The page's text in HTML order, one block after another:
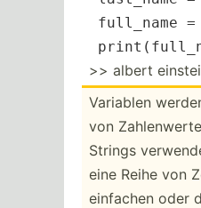
full_name
>> albert
Variablen
von
Strings
eine Reihe von
einfachen oder